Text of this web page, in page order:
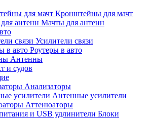
Кронштейны для мачт
Мачты для антенн
Усилители связи
Роутеры в авто
Антенны
и судов
Анализаторы
Антенные усилители
Аттенюаторы
Блоки